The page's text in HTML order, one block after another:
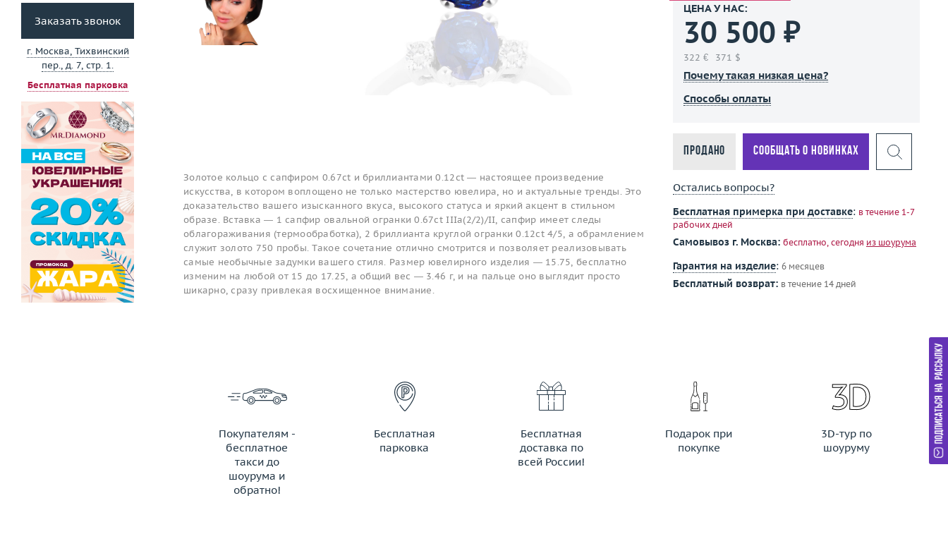
Заказать звонок
г. Москва, Тихвинский
пер., д. 7, стр. 1.
Бесплатная парковка
Золотое кольцо с сапфиром 0.67ct и бриллиантами 0.12ct — настоящее произведение
искусства, в котором воплощено не только мастерство ювелира, но и актуальные тренды. Это
доказательство вашего изысканного вкуса, высокого статуса и яркий акцент в стильном
образе. Вставка — 1 сапфир овальной огранки 0.67ct IIIa(2/2)/II, сапфир имеет следы
облагораживания (термообработка), 2 бриллианта круглой огранки 0.12ct 4/5, а обрамлением
служит золото 750 пробы. Такое сочетание отлично смотрится и позволяет реализовывать
самые необычные задумки вашего стиля. Размер ювелирного изделия — 15.75, бесплатно
изменим на любой от 15 до 17.25, а общий вес — 3.46 г, и на пальце оно выглядит просто
шикарно, сразу привлекая восхищенное внимание.
ЦЕНА У НАС:
30 500 ₽
322 € 371 $
Почему такая низкая цена?
Способы оплаты
Продано Сообщать о новинках
Остались вопросы?
Бесплатная примерка при доставке: в течение 1-7
рабочих дней
Самовывоз г. Москва: бесплатно, сегодня из шоурума
Гарантия на изделие: 6 месяцев
Бесплатный возврат: в течение 14 дней
Покупателям -
бесплатное
такси до
шоурума и
обратно!
ЗАКАЗАТЬ ТАКСИ
Бесплатная
парковка
Бесплатная
доставка по
всей России!
Подарок при
покупке
3D-тур по
шоуруму